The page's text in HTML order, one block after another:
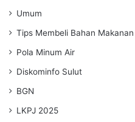
Umum
Tips Membeli Bahan Makanan
Pola Minum Air
Diskominfo Sulut
BGN
LKPJ 2025